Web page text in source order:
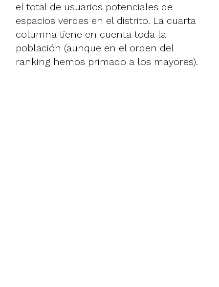
el total de usuarios potenciales de
espacios verdes en el distrito. La cuarta
columna tiene en cuenta toda la
población (aunque en el orden del
ranking hemos primado a los mayores).